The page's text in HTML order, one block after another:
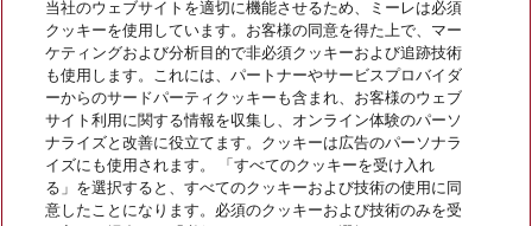
会社案内
サービス
当社のウェブサイトを適切に機能させるため、ミーレは必須
クッキーを使用しています。お客様の同意を得た上で、マー
ケティングおよび分析目的で非必須クッキーおよび追跡技術
も使用します。これには、パートナーやサービスプロバイダ
ーからのサードパーティクッキーも含まれ、お客様のウェブ
サイト利用に関する情報を収集し、オンライン体験のパーソ
ナライズと改善に役立てます。クッキーは広告のパーソナラ
イズにも使用されます。 「すべてのクッキーを受け入れ
る」を選択すると、すべてのクッキーおよび技術の使用に同
意したことになります。必須のクッキーおよび技術のみを受